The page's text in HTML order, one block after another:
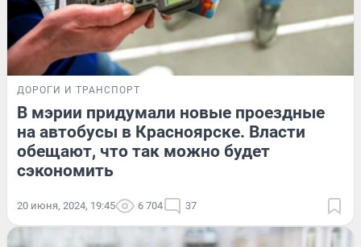
ДОРОГИ И ТРАНСПОРТ
В мэрии придумали новые проездные
на автобусы в Красноярске. Власти
обещают, что так можно будет
сэкономить
20 июня, 2024, 19:45 6 704 37